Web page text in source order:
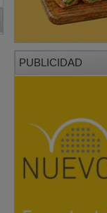
PUBLICIDAD